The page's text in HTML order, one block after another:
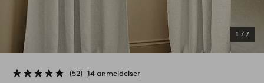
1 / 7
52 14 anmeldelser